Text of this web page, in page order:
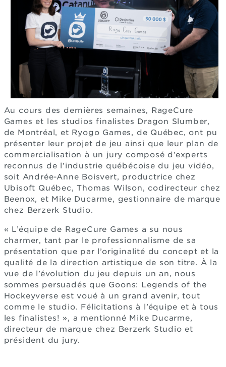
Au cours des dernières semaines, RageCure
Games et les studios finalistes Dragon Slumber,
de Montréal, et Ryogo Games, de Québec, ont pu
présenter leur projet de jeu ainsi que leur plan de
commercialisation à un jury composé d’experts
reconnus de l’industrie québécoise du jeu vidéo,
soit Andrée-Anne Boisvert, productrice chez
Ubisoft Québec, Thomas Wilson, codirecteur chez
Beenox, et Mike Ducarme, gestionnaire de marque
chez Berzerk Studio.
« L’équipe de RageCure Games a su nous
charmer, tant par le professionnalisme de sa
présentation que par l’originalité du concept et la
qualité de la direction artistique de son titre. À la
vue de l’évolution du jeu depuis un an, nous
sommes persuadés que Goons: Legends of the
Hockeyverse est voué à un grand avenir, tout
comme le studio. Félicitations à l’équipe et à tous
les finalistes! », a mentionné Mike Ducarme,
directeur de marque chez Berzerk Studio et
président du jury.